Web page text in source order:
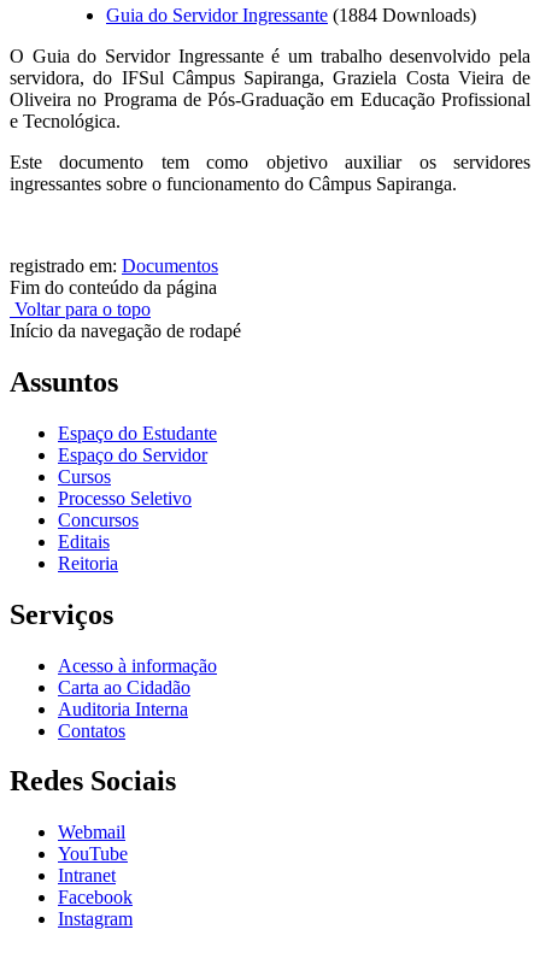
Guia do Servidor Ingressante (1884 Downloads)
O Guia do Servidor Ingressante é um trabalho desenvolvido pela
servidora, do IFSul Câmpus Sapiranga, Graziela Costa Vieira de
Oliveira no Programa de Pós-Graduação em Educação Profissional
e Tecnológica.
Este documento tem como objetivo auxiliar os servidores
ingressantes sobre o funcionamento do Câmpus Sapiranga.
registrado em: Documentos
Fim do conteúdo da página
Voltar para o topo
Início da navegação de rodapé
Assuntos
Espaço do Estudante
Espaço do Servidor
Cursos
Processo Seletivo
Concursos
Editais
Reitoria
Serviços
Acesso à informação
Carta ao Cidadão
Auditoria Interna
Contatos
Redes Sociais
Webmail
YouTube
Intranet
Facebook
Instagram